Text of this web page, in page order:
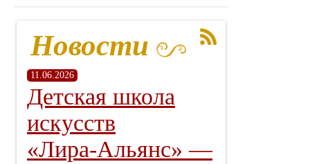
Новости
11.06.2026
Детская школа
искусств
«Лира‑Альянс» —